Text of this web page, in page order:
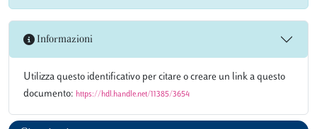
Informazioni
Utilizza questo identificativo per citare o creare un link a questo
documento: https://hdl.handle.net/11385/3654